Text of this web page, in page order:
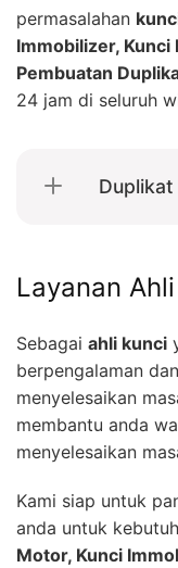
permasalahan
Immobilizer, Kunci
Pembuatan
24 jam di seluruh
Duplikat
Layanan
Sebagai ahli kunci
berpengalaman
menyelesaikan
membantu anda
menyelesaikan
Kami siap untuk
anda untuk
Motor, Kunci